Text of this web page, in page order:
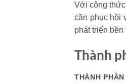
Với công
cần phục hồi
phát triển
Thành
THÀNH PHẦN